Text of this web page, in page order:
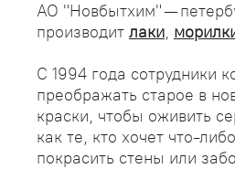
АО "Новбытхим" —
производит лаки,
С 1994 года сотрудники
преображать старое в
краски, чтобы оживить
как те, кто хочет что-
покрасить стены или